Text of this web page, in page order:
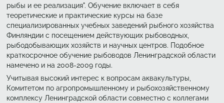
рыбы и ее реализация". Обучение включает в себя
теоретические и практические курсы на базе
специализированных учебных заведений рыбного хозяйства
Финляндии с посещением действующих рыбоводных,
рыбодобывающих хозяйств и научных центров. Подобное
краткосрочное обучение рыбоводов Ленинградской области
намечено и на 2008-2009 годы.
Учитывая высокий интерес к вопросам аквакультуры,
Комитетом по агропромышленному и рыбохозяйственному
комплексу Ленинградской области совместно с коллегами